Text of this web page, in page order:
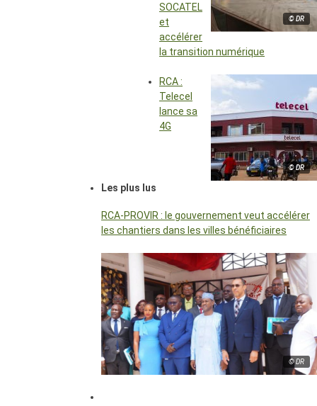
© DR
SOCATEL
et
accélérer
la transition numérique
© DR
RCA :
Telecel
lance sa
4G
Les plus lus
RCA-PROVIR : le gouvernement veut accélérer
les chantiers dans les villes bénéficiaires
© DR